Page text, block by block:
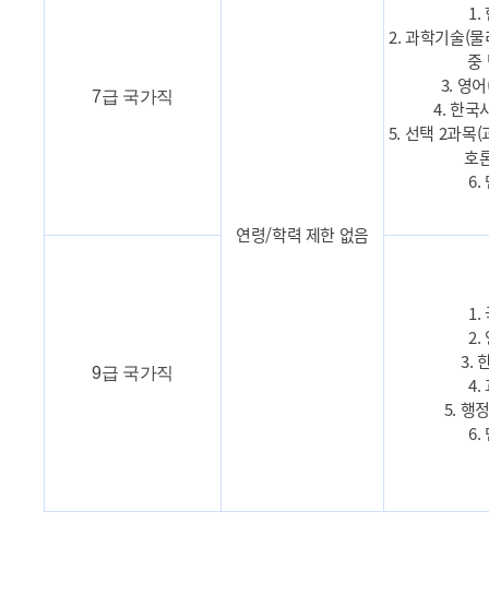
7급 국가직
연령/학력 제한 없음
1.
2. 과학기술(
중
3. 영
4. 한국
5. 선택 2과목(
호
6.
9급 국가직
1.
2.
3.
4.
5. 행
6.